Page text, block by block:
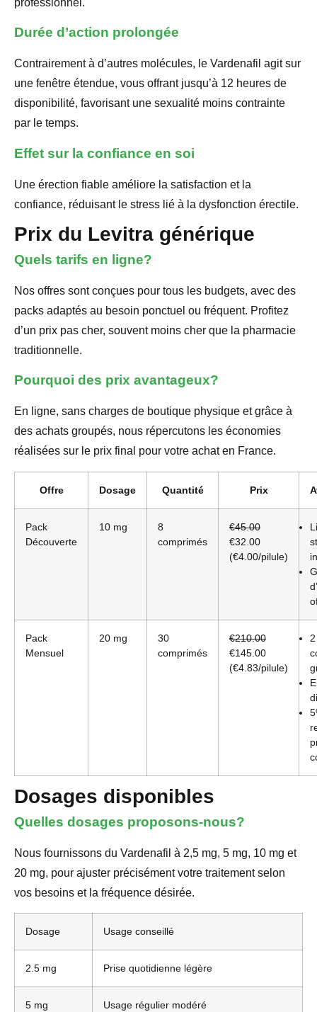
professionnel.
Durée d’action prolongée
Contrairement à d’autres molécules, le Vardenafil agit sur
une fenêtre étendue, vous offrant jusqu’à 12 heures de
disponibilité, favorisant une sexualité moins contrainte
par le temps.
Effet sur la confiance en soi
Une érection fiable améliore la satisfaction et la
confiance, réduisant le stress lié à la dysfonction érectile.
Prix du Levitra générique
Quels tarifs en ligne?
Nos offres sont conçues pour tous les budgets, avec des
packs adaptés au besoin ponctuel ou fréquent. Profitez
d’un prix pas cher, souvent moins cher que la pharmacie
traditionnelle.
Pourquoi des prix avantageux?
En ligne, sans charges de boutique physique et grâce à
des achats groupés, nous répercutons les économies
réalisées sur le prix final pour votre achat en France.
Offre Dosage Quantité Prix
Pack
Découverte
10 mg
8
comprimés
€45.00
€32.00
(€4.00/pilule)
Pack
Mensuel
20 mg
30
comprimés
€210.00
€145.00
(€4.83/pilule)
2
Dosages disponibles
Quelles dosages proposons-nous?
Nous fournissons du Vardenafil à 2,5 mg, 5 mg, 10 mg et
20 mg, pour ajuster précisément votre traitement selon
vos besoins et la fréquence désirée.
Dosage Usage conseillé
2.5 mg Prise quotidienne légère
5 mg Usage régulier modéré